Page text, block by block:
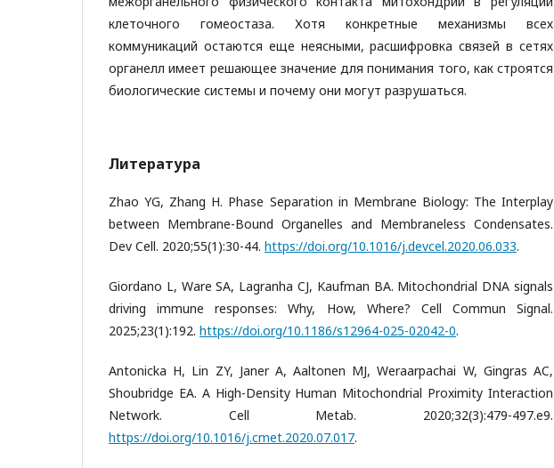
клеточного гомеостаза. Хотя конкретные механизмы всех
коммуникаций остаются еще неясными, расшифровка связей в сетях
органелл имеет решающее значение для понимания того, как строятся
биологические системы и почему они могут разрушаться.
Литература
Zhao YG, Zhang H. Phase Separation in Membrane Biology: The Interplay
between Membrane-Bound Organelles and Membraneless Condensates.
Dev Cell. 2020;55(1):30-44. https://doi.org/10.1016/j.devcel.2020.06.033.
Giordano L, Ware SA, Lagranha CJ, Kaufman BA. Mitochondrial DNA signals
driving immune responses: Why, How, Where? Cell Commun Signal.
2025;23(1):192. https://doi.org/10.1186/s12964-025-02042-0.
Antonicka H, Lin ZY, Janer A, Aaltonen MJ, Weraarpachai W, Gingras AC,
Shoubridge EA. A High-Density Human Mitochondrial Proximity Interaction
Network. Cell Metab. 2020;32(3):479-497.e9.
https://doi.org/10.1016/j.cmet.2020.07.017.